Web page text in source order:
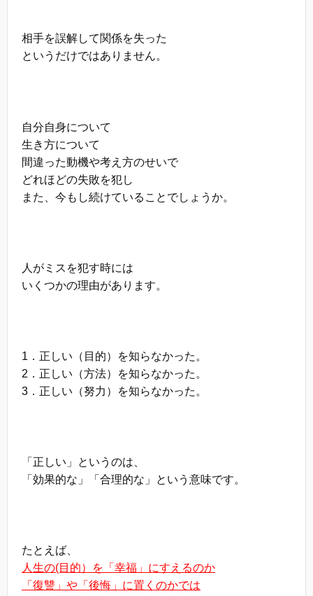
相手を誤解して関係を失った
というだけではありません。
自分自身について
生き方について
間違った動機や考え方のせいで
どれほどの失敗を犯し
また、今もし続けていることでしょうか。
人がミスを犯す時には
いくつかの理由があります。
1．正しい（目的）を知らなかった。
2．正しい（方法）を知らなかった。
3．正しい（努力）を知らなかった。
「正しい」というのは、
「効果的な」「合理的な」という意味です。
たとえば、
人生の(目的）を「幸福」にすえるのか
「復讐」や「後悔」に置くのかでは